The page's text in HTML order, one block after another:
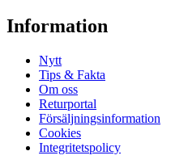
Information
Nytt
Tips & Fakta
Om oss
Returportal
Försäljningsinformation
Cookies
Integritetspolicy